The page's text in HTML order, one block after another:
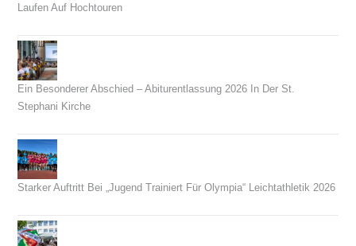
Laufen Auf Hochtouren
Ein Besonderer Abschied – Abiturentlassung 2026 In Der St.
Stephani Kirche
Starker Auftritt Bei „Jugend Trainiert Für Olympia“ Leichtathletik 2026